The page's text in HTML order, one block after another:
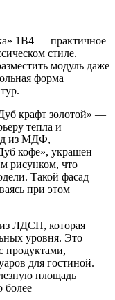
1В4 — практичное
стиле.
модуль даже
форма
крафт золотой» —
тепла и
из МДФ,
кофе», украшен
рисунком, что
Такой фасад
при этом
ЛДСП, которая
уровня. Это
продуктами,
для гостиной.
площадь
более